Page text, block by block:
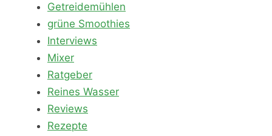
Getreidemühlen
grüne Smoothies
Interviews
Mixer
Ratgeber
Reines Wasser
Reviews
Rezepte